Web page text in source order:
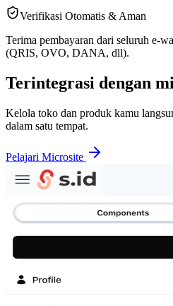
Verifikasi Otomatis & Aman
Terima pembayaran dari seluruh e-
(QRIS, OVO, DANA, dll).
Terintegrasi dengan
Kelola toko dan produk kamu
dalam satu tempat.
Pelajari Microsite